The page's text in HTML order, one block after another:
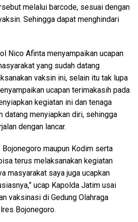
melalui barcode, sesuai dengan
Sehingga dapat menghindari
Nico Afinta menyampaikan ucapan
yang sudah datang
vaksin ini, selain itu tak lupa
ucapan terimakasih pada
kegiatan ini dan tenaga
datang menyiapkan diri, sehingga
dengan lancar.
Bojonegoro maupun Kodim serta
terus melaksanakan kegiatan
masyarakat saya juga ucapkan
ucap Kapolda Jatim usai
vaksinasi di Gedung Olahraga
Bojonegoro.